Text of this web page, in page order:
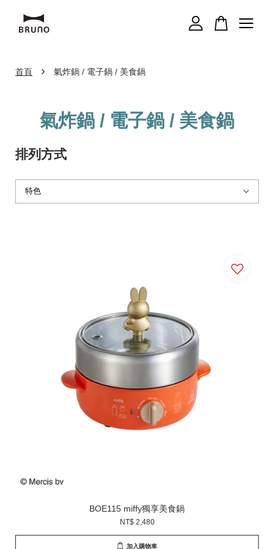
首頁 › 氣炸鍋 / 電子鍋 / 美食鍋
氣炸鍋 / 電子鍋 / 美食鍋
排列方式
BOE115 miffy獨享美食鍋
NT$ 2,480
加入購物車